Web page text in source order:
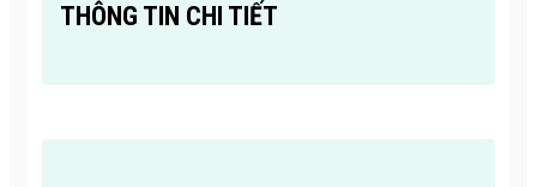
THÔNG TIN CHI TIẾT